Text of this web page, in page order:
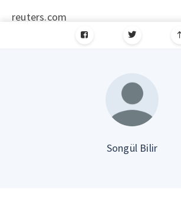
reuters.com
Songül Bilir